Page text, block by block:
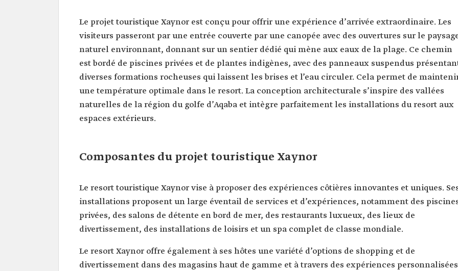
Le projet touristique Xaynor est conçu pour offrir une expérience d’arrivée extraordinaire. Les
visiteurs passeront par une entrée couverte par une canopée avec des ouvertures sur le
naturel environnant, donnant sur un sentier dédié qui mène aux eaux de la plage. Ce chemin
est bordé de piscines privées et de plantes indigènes, avec des panneaux suspendus
diverses formations rocheuses qui laissent les brises et l’eau circuler. Cela permet de
une température optimale dans le resort. La conception architecturale s’inspire des vallées
naturelles de la région du golfe d’Aqaba et intègre parfaitement les installations du resort aux
espaces extérieurs.
Composantes du projet touristique Xaynor
Le resort touristique Xaynor vise à proposer des expériences côtières innovantes et uniques.
installations proposent un large éventail de services et d’expériences, notamment des
privées, des salons de détente en bord de mer, des restaurants luxueux, des lieux de
divertissement, des installations de loisirs et un spa complet de classe mondiale.
Le resort Xaynor offre également à ses hôtes une variété d’options de shopping et de
divertissement dans des magasins haut de gamme et à travers des expériences personnalisées